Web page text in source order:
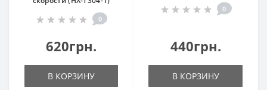
0
620грн.
В КОРЗИНУ
0
440грн.
В КОРЗИНУ